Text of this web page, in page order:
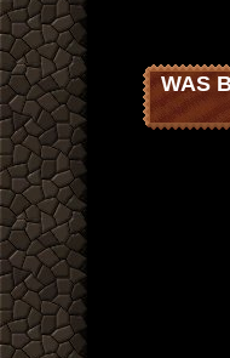
WAS